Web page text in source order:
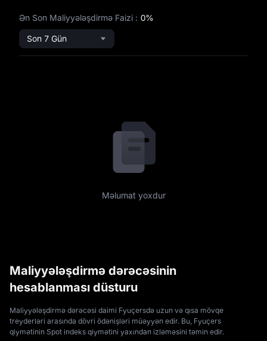
Ən Son Maliyyələşdirmə Faizi : 0%
Son 7 Gün
Məlumat yoxdur
Maliyyələşdirmə dərəcəsinin
hesablanması düsturu
Maliyyələşdirmə dərəcəsi daimi Fyuçersdə uzun və qısa mövqe
treyderləri arasında dövri ödənişləri müəyyən edir. Bu, Fyuçers
qiymətinin Spot indeks qiymətini yaxından izləməsini təmin edir.